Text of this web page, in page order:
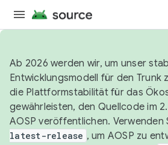
Ab 2026 werden wir, um unser
Entwicklungsmodell für den Trunk
die Plattformstabilität für das
gewährleisten, den Quellcode im
AOSP veröffentlichen. Verwenden
latest-release , um AOSP zu